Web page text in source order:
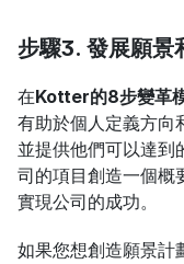
步驟3. 發展願景
在Kotter的8步變革
有助於個人定義方向
並提供他們可以達到
司的項目創造一個概
實現公司的成功。
如果您想創造願景計